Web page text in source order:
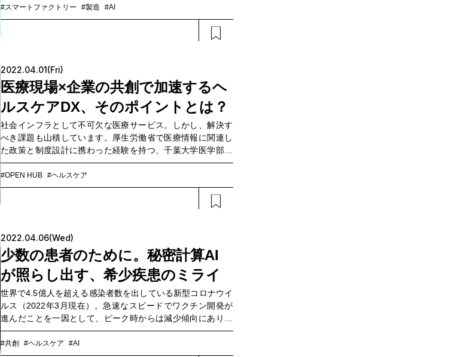
長の西岡靖之法政大教授と、NTTコミュニケーションズのス
マートファクトリー推進室担当部長の伊藤浩二が語り合いま
#スマートファクトリー #製造 #AI
2022.04.01(Fri)
医療現場×企業の共創で加速するヘ
ルスケアDX、そのポイントとは？
社会インフラとして不可欠な医療サービス。しかし、解決す
べき課題も山積しています。厚生労働省で医療情報に関連し
た政策と制度設計に携わった経験を持つ、千葉大学医学部附
属病院次世代医療構想センターの吉村健佑先生に、医療現場
と企業の共創の可能性について伺います。【OPEN HUB
Catalyst File】課題の探究から社会実装までをリードする、さ
#OPEN HUB #ヘルスケア
2022.04.06(Wed)
少数の患者のために。秘密計算AI
が照らし出す、希少疾患のミライ
世界で4.5億人を超える感染者数を出している新型コロナウイ
ルス（2022年3月現在）。急速なスピードでワクチン開発が
進んだことを一因として、ピーク時からは減少傾向にありま
す。一方で、以前から疾患が知られているにも関わらず、研
究・治療開発がなかなか進まない分野もあります。それが希
#共創 #ヘルスケア #AI